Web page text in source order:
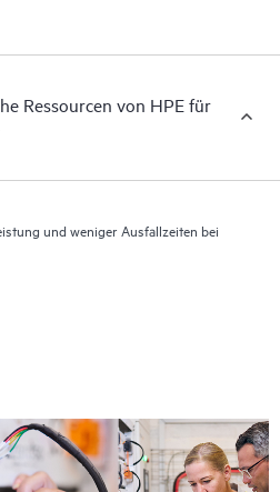
Informationen lokalisieren
Ressourcen von HPE für
und weniger Ausfallzeiten bei